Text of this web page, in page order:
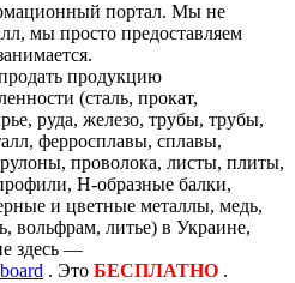
портал. Мы не
мы просто предоставляем
продукцию
(сталь, прокат,
руда, железо, трубы, трубы,
ферросплавы, сплавы,
проволока, листы, плиты,
H-образные балки,
и цветные металлы, медь,
вольфрам, литье) в Украине,
здесь —
. Это БЕСПЛАТНО .